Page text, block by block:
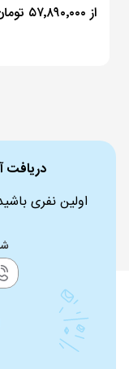
از ۵۷٬۸۹۰٬۰۰۰ تومان
دریافت
اولین نفری